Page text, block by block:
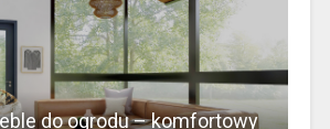
do ogrodu – komfortowy